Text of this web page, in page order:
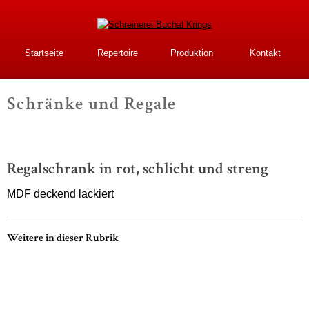
zum
Schreinerei Buchal
Krings
Startseite Repertoire Produktion Kontakt
Schränke und Regale
Regalschrank in rot, schlicht und streng
MDF deckend lackiert
Weitere in dieser Rubrik